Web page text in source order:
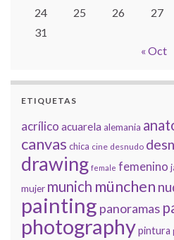
24
25 26 27
31
« Oct
ETIQUETAS
acrílico acuarela alemania
canvas chica cine desnudo
drawing female femenino
mujer munich münchen
painting panoramas
photographypintura